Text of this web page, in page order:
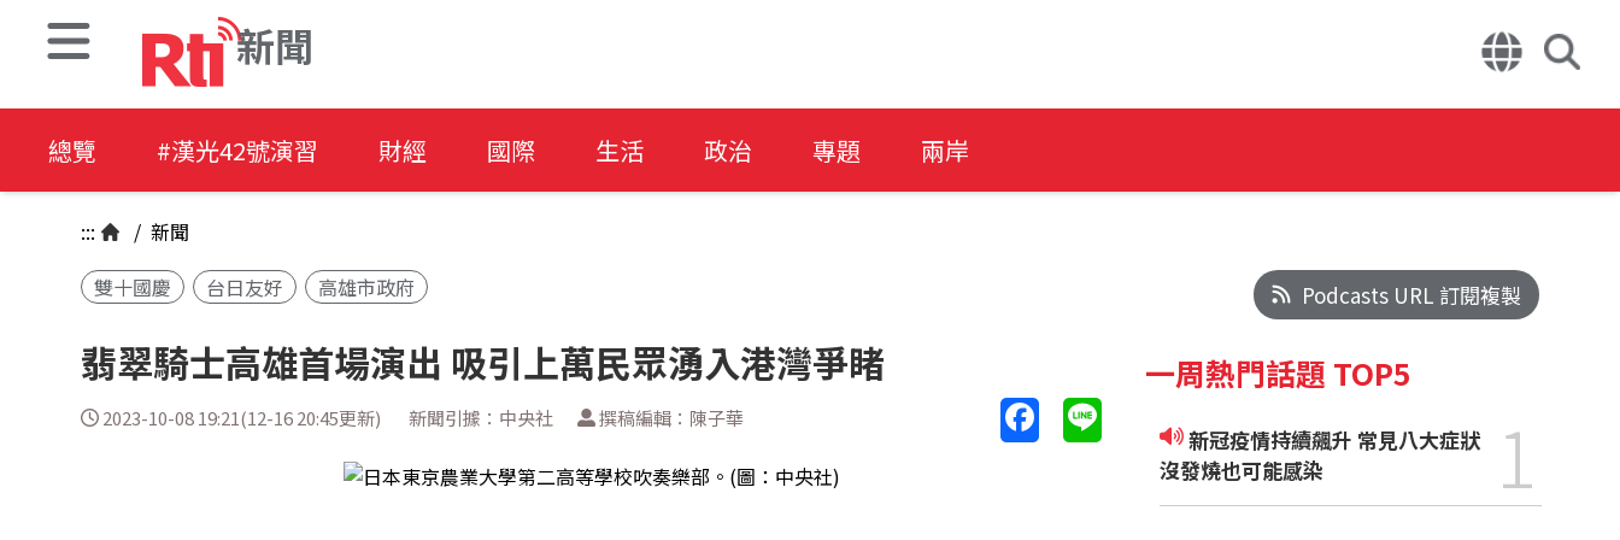
新聞
總覽 #漢光42號演習 財經 國際 生活 政治 專題 兩岸
::: / 新聞
雙十國慶
台日友好 高雄市政府
翡翠騎士高雄首場演出 吸引上萬民眾湧入港灣爭睹
2023-10-08 19:21(12-16 20:45更新) 新聞引據：中央社 撰稿編輯：陳子華
Podcasts URL 訂閱複製
一周熱門話題 TOP5
新冠疫情持續飆升 常見八大症狀
沒發燒也可能感染
1